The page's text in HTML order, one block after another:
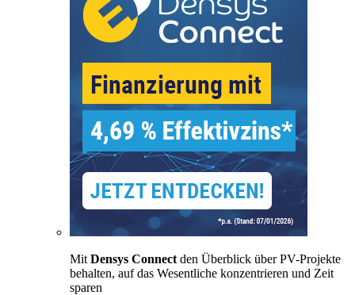
Mit Densys Connect den Überblick über PV-Projekte
behalten, auf das Wesentliche konzentrieren und Zeit
sparen